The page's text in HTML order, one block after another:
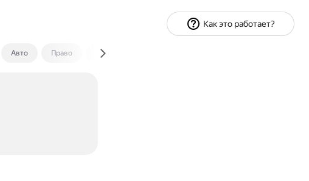
Авто Право Экономика и финансы
Как это работает?